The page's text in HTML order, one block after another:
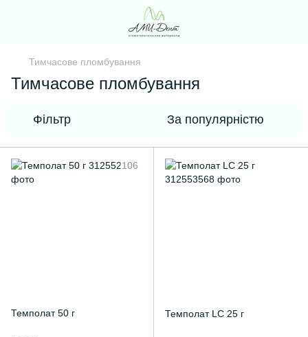
Тимчасове пломбування
Тимчасове пломбування
Фільтр За популярністю
Темполат 50 г Темполат LC 25 г